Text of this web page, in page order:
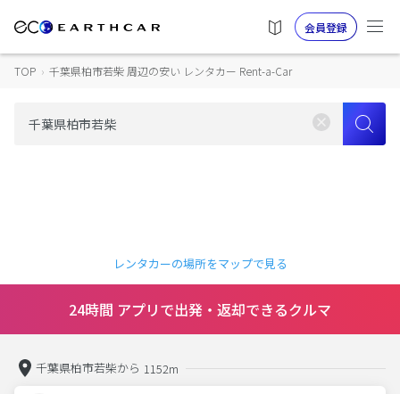
会員登録
TOP › 千葉県柏市若柴 周辺の安い レンタカー Rent-a-Car
レンタカーの場所をマップで見る
24時間 アプリで出発・返却できるクルマ
千葉県柏市若柴から 1152m